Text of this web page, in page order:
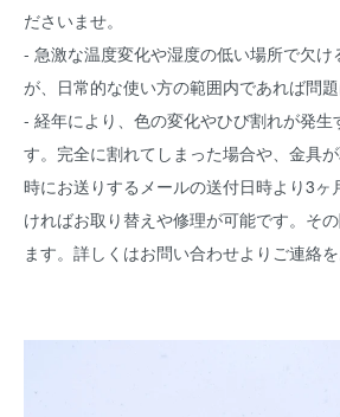
ださいませ。
- 急激な温度変化や湿度の低い場所で欠け
が、日常的な使い方の範囲内であれば問題
- 経年により、色の変化やひび割れが発生
す。完全に割れてしまった場合や、金具
時にお送りするメールの送付日時より3ヶ
ければお取り替えや修理が可能です。そ
ます。詳しくはお問い合わせよりご連絡を